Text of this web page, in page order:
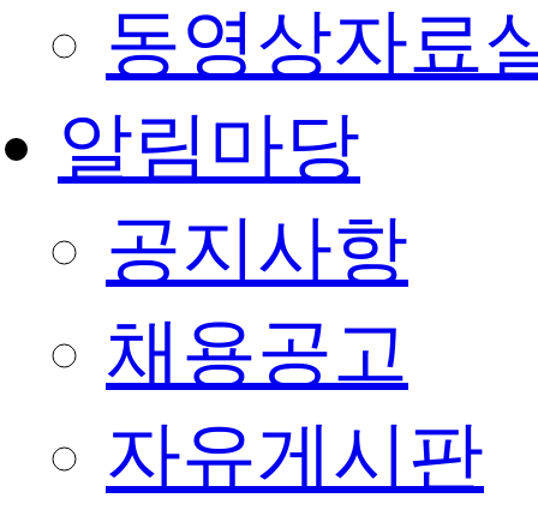
동영상자료
알림마당
공지사항
채용공고
자유게시판